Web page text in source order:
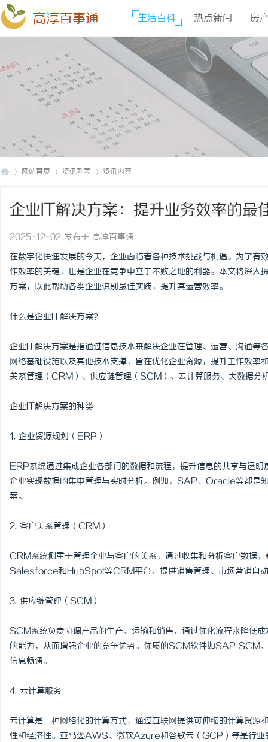
高淳百事通 生活百科 热点新闻 房
网站首页 资讯列表 资讯内容
企业IT解决方案：提升业务效率的最
2025-12-02 发布于 高淳百事通
在数字化快速发展的今天，企业面临着各种技术挑战与机遇。为了
作效率的关键，也是企业在竞争中立于不败之地的利器。本文将深入
方案，以此帮助各类企业识别最佳实践，提升其运营效率。
什么是企业IT解决方案？
企业IT解决方案是指通过信息技术来解决企业在管理、运营、沟通等
网络基础设施以及其他技术支撑，旨在优化企业资源，提升工作效
关系管理（CRM）、供应链管理（SCM）、云计算服务、大数据分
企业IT解决方案的种类
1. 企业资源规划（ERP）
ERP系统通过集成企业各部门的数据和流程，提升信息的共享与透
企业实现数据的集中管理与实时分析。例如，SAP、Oracle等都是
案。
2. 客户关系管理（CRM）
CRM系统侧重于管理企业与客户的关系，通过收集和分析客户数据
Salesforce和HubSpot等CRM平台，提供销售管理、市场营销自动
3. 供应链管理（SCM）
SCM系统负责协调产品的生产、运输和销售，通过优化流程来降低
的能力，从而增强企业的竞争优势。优质的SCM软件如SAP
信息畅通。
4. 云计算服务
云计算是一种网络化的计算方式，通过互联网提供可伸缩的计算资
性和经济性。亚马逊AWS、微软Azure和谷歌云（GCP）等是行业
商标转让：附带原创设